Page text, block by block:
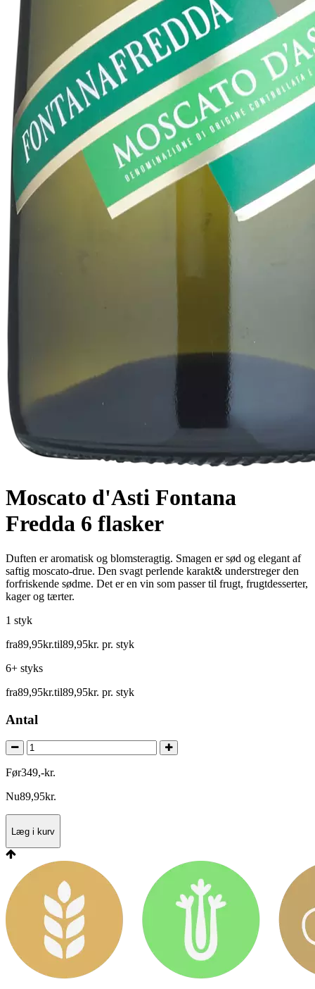
Moscato d'Asti Fontana
Fredda 6 flasker
Duften er aromatisk og blomsteragtig. Smagen er sød og elegant af
saftig moscato-drue. Den svagt perlende karakt& understreger den
forfriskende sødme. Det er en vin som passer til frugt, frugtdesserter,
kager og tærter.
1 styk
fra89,95kr.til89,95kr. pr. styk
6+ styks
fra89,95kr.til89,95kr. pr. styk
Antal
Før349,-kr.
Nu89,95kr.
Læg i kurv